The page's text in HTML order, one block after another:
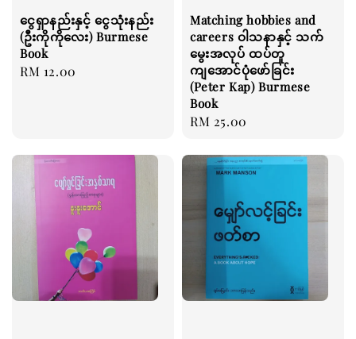
ငွေရှာနည်းနှင့် ငွေသုံးနည်း
(ဦးကိုကိုလေး) Burmese
Book
Regular
RM 12.00
Matching hobbies and
careers ဝါသနာနှင့် သက်
မွေးအလုပ် ထပ်တူ
ကျအောင်ပုံဖော်ခြင်း
(Peter Kap) Burmese
Book
Regular
RM 25.00